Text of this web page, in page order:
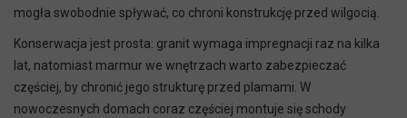
mogła swobodnie spływać, co chroni konstrukcję przed wilgocią.
Konserwacja jest prosta: granit wymaga impregnacji raz na kilka
lat, natomiast marmur we wnętrzach warto zabezpieczać
częściej, by chronić jego strukturę przed plamami. W
nowoczesnych domach coraz częściej montuje się schody